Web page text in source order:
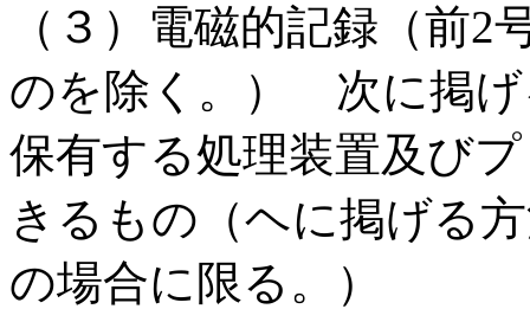
（３）電磁的記録（前
のを除く。） 次に掲げ
保有する処理装置及び
きるもの（ヘに掲げる
の場合に限る。）